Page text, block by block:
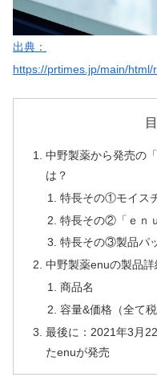
出典：
https://prtimes.jp/main/
中野製薬から発売の
は？
特長その①モイス
特長その②「ｅｎ
特長その③製品パ
中野製薬enuの製品詳
商品名
容量&価格（全て税
最後に：2021年3月
たenuが発売